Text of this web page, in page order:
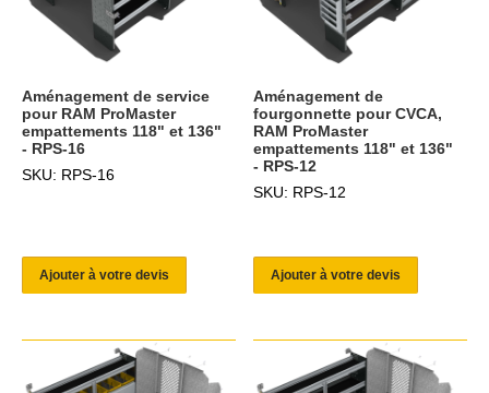
Aménagement de service
pour RAM ProMaster
empattements 118" et 136"
- RPS-16
SKU: RPS-16
Ajouter à votre devis
Aménagement de
fourgonnette pour CVCA,
RAM ProMaster
empattements 118" et 136"
- RPS-12
SKU: RPS-12
Ajouter à votre devis